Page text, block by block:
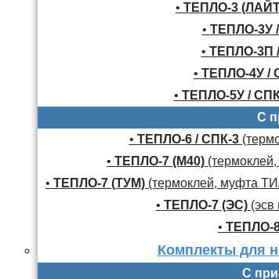
• ТЕПЛО-3
• ТЕПЛО-3У
• ТЕПЛО-3П
• ТЕПЛО-4У /
• ТЕПЛО-5У /
С
• ТЕПЛО-6 / СПК-3
• ТЕПЛО-7 (М40)
• ТЕПЛО-7 (ТУМ) (термоклей, муфта
• ТЕПЛО-7 (ЭС)(эсв
• ТЕПЛО-
Комплекты для
С